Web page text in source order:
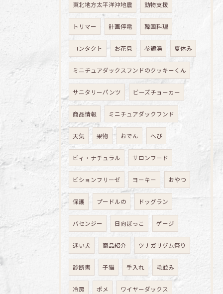
東北地方太平洋沖地震 動物支援
トリマー 計画停電 韓国料理
コンタクト お花見 参鶏湯 夏休み
ミニチュアダックスフンドのクッキーくん
サニタリーパンツ ビーズチョーカー
商品情報 ミニチュアダックフンド
天気 果物 おでん へび
ビィ・ナチュラル サロンフード
ビションフリーゼ ヨーキー おやつ
保護 プードルの ドッグラン
バセンジー 日向ぼっこ ゲージ
迷い犬 商品紹介 ツナガリヅム祭り
診断書 子猫 手入れ 毛並み
冷房 ポメ ワイヤーダックス